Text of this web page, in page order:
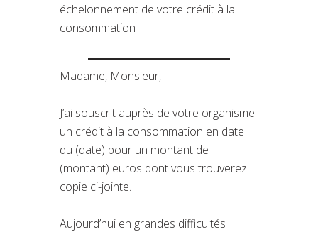
échelonnement de votre crédit à la
consommation
Madame, Monsieur,
J’ai souscrit auprès de votre organisme
un crédit à la consommation en date
du (date) pour un montant de
(montant) euros dont vous trouverez
copie ci-jointe.
Aujourd’hui en grandes difficultés